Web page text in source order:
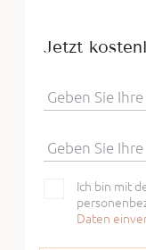
Jetzt
Geben Sie
Geben Sie
Ich bin mit
Daten